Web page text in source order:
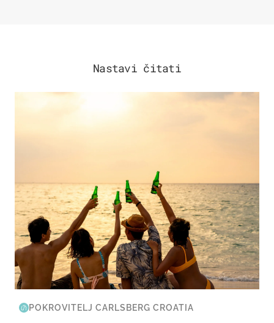
Nastavi čitati
POKROVITELJ CARLSBERG CROATIA